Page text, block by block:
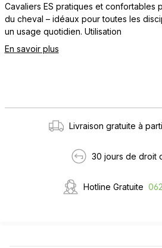
Cavaliers ES pratiques et confortables
du cheval – idéaux pour toutes les
un usage quotidien. Utilisation
En savoir plus
Livraison gratuite à
30 jours de droit
Hotline Gratuite